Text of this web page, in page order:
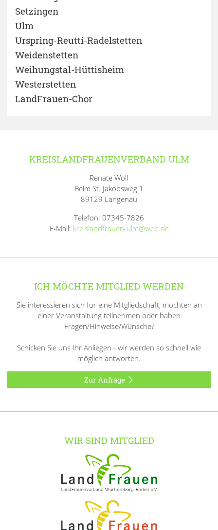
Setzingen
Ulm
Urspring-Reutti-Radelstetten
Weidenstetten
Weihungstal-Hüttisheim
Westerstetten
LandFrauen-Chor
KREISLANDFRAUENVERBAND ULM
Renate Wolf
Beim St. Jakobsweg 1
89129 Langenau
Telefon: 07345-7826
E-Mail: kreislandfrauen-ulm@web.de
ICH MÖCHTE MITGLIED WERDEN
Sie interessieren sich für eine Mitgliedschaft, möchten an
einer Veranstaltung teilnehmen oder haben
Fragen/Hinweise/Wünsche?
Schicken Sie uns Ihr Anliegen - wir werden so schnell wie
möglich antworten.
Zur Anfrage
WIR SIND MITGLIED